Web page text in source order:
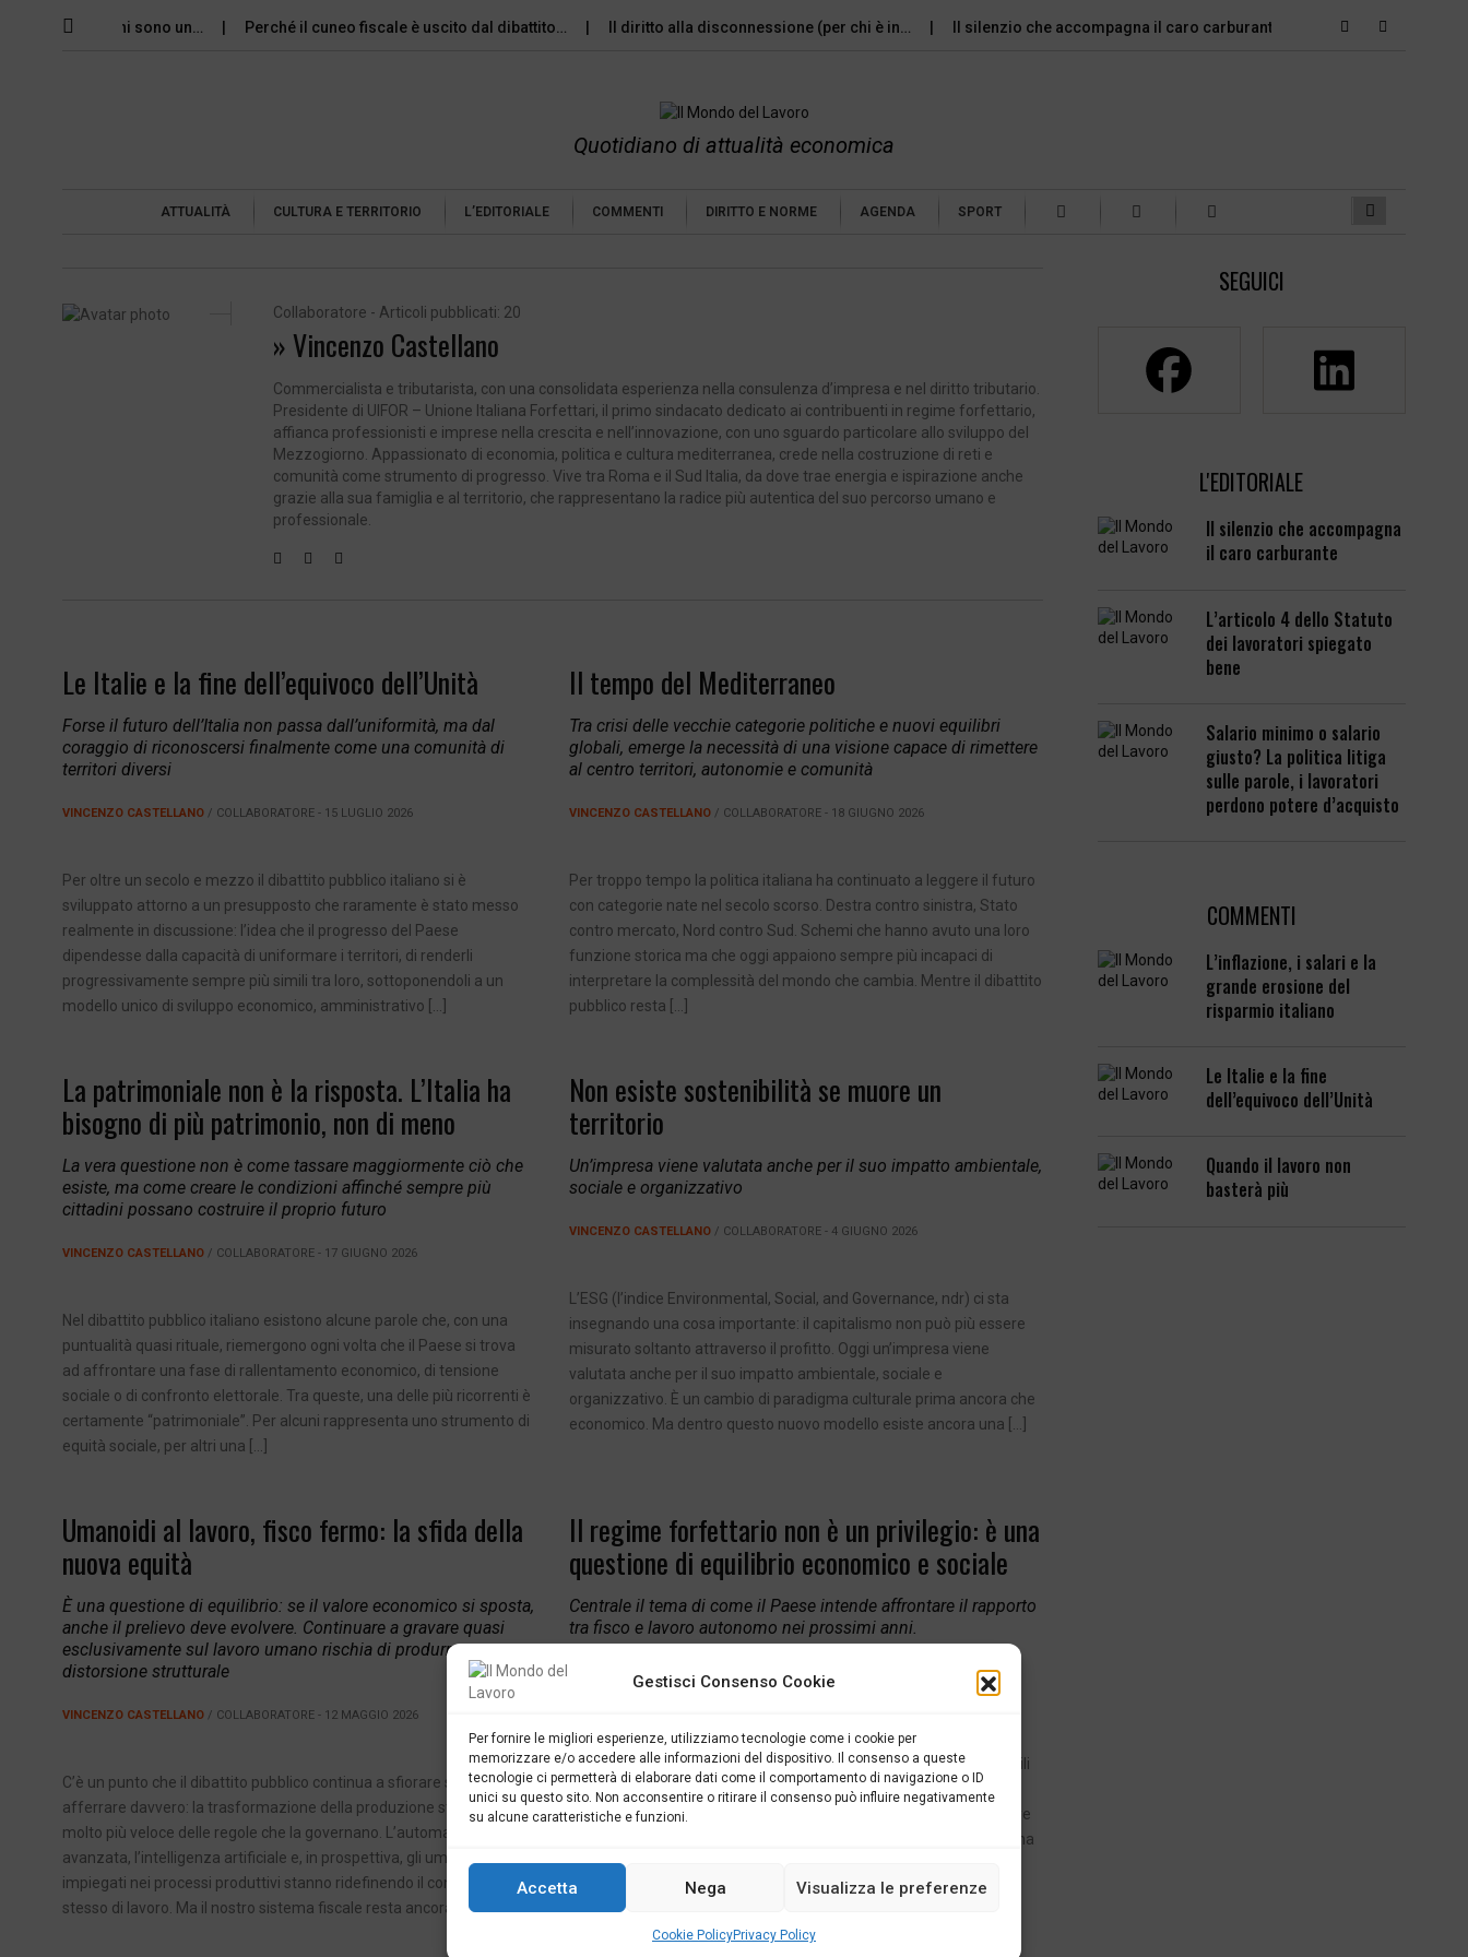
Gestisci Consenso Cookie
Per fornire le migliori esperienze, utilizziamo tecnologie come i cookie per
memorizzare e/o accedere alle informazioni del dispositivo. Il consenso a queste
tecnologie ci permetterà di elaborare dati come il comportamento di navigazione o ID
unici su questo sito. Non acconsentire o ritirare il consenso può influire negativamente
su alcune caratteristiche e funzioni.
Accetta Nega Visualizza le preferenze
Cookie PolicyPrivacy Policy
dimissioni sono un… Perché il cuneo fiscale è uscito dal dibattito… Il diritto alla disconnessione (per chi è in… Il silenzio che accompagna il caro carburante Violenza di genere,
Quotidiano di attualità economica
ATTUALITÀ CULTURA E TERRITORIO L’EDITORIALE COMMENTI DIRITTO E NORME AGENDA SPORT
Collaboratore - Articoli pubblicati: 20
» Vincenzo Castellano
Commercialista e tributarista, con una consolidata esperienza nella consulenza d’impresa e nel diritto tributario.
Presidente di UIFOR – Unione Italiana Forfettari, il primo sindacato dedicato ai contribuenti in regime forfettario,
affianca professionisti e imprese nella crescita e nell’innovazione, con uno sguardo particolare allo sviluppo del
Mezzogiorno. Appassionato di economia, politica e cultura mediterranea, crede nella costruzione di reti e
comunità come strumento di progresso. Vive tra Roma e il Sud Italia, da dove trae energia e ispirazione anche
grazie alla sua famiglia e al territorio, che rappresentano la radice più autentica del suo percorso umano e
professionale.
Le Italie e la fine dell’equivoco dell’Unità
Forse il futuro dell’Italia non passa dall’uniformità, ma dal
coraggio di riconoscersi finalmente come una comunità di
territori diversi
VINCENZO CASTELLANO / COLLABORATORE - 15 LUGLIO 2026
Per oltre un secolo e mezzo il dibattito pubblico italiano si è
sviluppato attorno a un presupposto che raramente è stato messo
realmente in discussione: l’idea che il progresso del Paese
dipendesse dalla capacità di uniformare i territori, di renderli
progressivamente sempre più simili tra loro, sottoponendoli a un
modello unico di sviluppo economico, amministrativo […]
Il tempo del Mediterraneo
Tra crisi delle vecchie categorie politiche e nuovi equilibri
globali, emerge la necessità di una visione capace di rimettere
al centro territori, autonomie e comunità
VINCENZO CASTELLANO/ COLLABORATORE - 18 GIUGNO 2026
Per troppo tempo la politica italiana ha continuato a leggere il futuro
con categorie nate nel secolo scorso. Destra contro sinistra, Stato
contro mercato, Nord contro Sud. Schemi che hanno avuto una loro
funzione storica ma che oggi appaiono sempre più incapaci di
interpretare la complessità del mondo che cambia. Mentre il dibattito
pubblico resta […]
La patrimoniale non è la risposta. L’Italia ha
bisogno di più patrimonio, non di meno
La vera questione non è come tassare maggiormente ciò che
esiste, ma come creare le condizioni affinché sempre più
cittadini possano costruire il proprio futuro
VINCENZO CASTELLANO / COLLABORATORE - 17 GIUGNO 2026
Nel dibattito pubblico italiano esistono alcune parole che, con una
puntualità quasi rituale, riemergono ogni volta che il Paese si trova
ad affrontare una fase di rallentamento economico, di tensione
sociale o di confronto elettorale. Tra queste, una delle più ricorrenti è
certamente “patrimoniale”. Per alcuni rappresenta uno strumento di
equità sociale, per altri una […]
Non esiste sostenibilità se muore un
territorio
Un’impresa viene valutata anche per il suo impatto ambientale,
sociale e organizzativo
VINCENZO CASTELLANO/ COLLABORATORE - 4 GIUGNO 2026
L’ESG (l’indice Environmental, Social, and Governance, ndr) ci sta
insegnando una cosa importante: il capitalismo non può più essere
misurato soltanto attraverso il profitto. Oggi un’impresa viene
valutata anche per il suo impatto ambientale, sociale e
organizzativo. È un cambio di paradigma culturale prima ancora che
economico. Ma dentro questo nuovo modello esiste ancora una […]
Umanoidi al lavoro, fisco fermo: la sfida della
nuova equità
È una questione di equilibrio: se il valore economico si sposta,
anche il prelievo deve evolvere. Continuare a gravare quasi
esclusivamente sul lavoro umano rischia di produrre una
distorsione strutturale
VINCENZO CASTELLANO / COLLABORATORE - 12 MAGGIO 2026
C’è un punto che il dibattito pubblico continua a sfiorare senza mai
afferrare davvero: la trasformazione della produzione sta correndo
molto più veloce delle regole che la governano. L’automazione
avanzata, l’intelligenza artificiale e, in prospettiva, gli umanoidi
impiegati nei processi produttivi stanno ridefinendo il concetto
stesso di lavoro. Ma il nostro sistema fiscale resta ancorato […]
Il regime forfettario non è un privilegio: è una
questione di equilibrio economico e sociale
Centrale il tema di come il Paese intende affrontare il rapporto
tra fisco e lavoro autonomo nei prossimi anni.
Nelle ultime settimane il dibattito politico nazionale è tornato a
muoversi lungo direttrici già viste: ipotesi di crisi di governo, possibili
elezioni anticipate e, sullo sfondo, una legge di bilancio che si
preannuncia complessa, condizionata da margini finanziari sempre
più ridotti. In questo contesto, caratterizzato da incertezza e da una
crescente pressione sui conti pubblici, […]
SEGUICI
L'EDITORIALE
Il silenzio che accompagna
il caro carburante
L’articolo 4 dello Statuto
dei lavoratori spiegato
bene
Salario minimo o salario
giusto? La politica litiga
sulle parole, i lavoratori
perdono potere d’acquisto
COMMENTI
L’inflazione, i salari e la
grande erosione del
risparmio italiano
Le Italie e la fine
dell’equivoco dell’Unità
Quando il lavoro non
basterà più